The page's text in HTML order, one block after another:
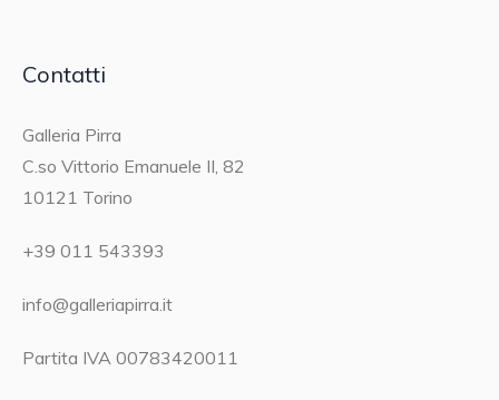
Contatti
Galleria Pirra
C.so Vittorio Emanuele II, 82
10121 Torino
+39 011 543393
info@galleriapirra.it
Partita IVA 00783420011